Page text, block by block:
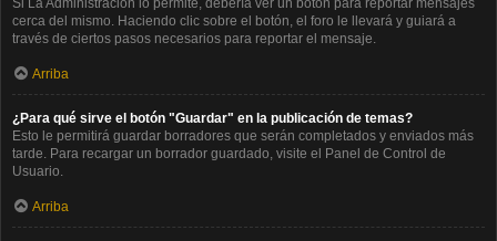
cerca del mismo. Haciendo clic sobre el botón, el foro le llevará y guiará a
través de ciertos pasos necesarios para reportar el mensaje.
Arriba
¿Para qué sirve el botón "Guardar" en la publicación de temas?
Esto le permitirá guardar borradores que serán completados y enviados más
tarde. Para recargar un borrador guardado, visite el Panel de Control de
Usuario.
Arriba